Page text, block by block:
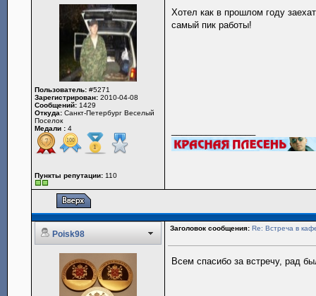
Пользователь: #5271
Зарегистрирован: 2010-04-08
Сообщений: 1429
Откуда: Санкт-Петербург Веселый
Поселок
Медали : 4
Пункты репутации: 110
Хотел как в прошлом году
самый пик работы!
Poisk98
Заголовок сообщения: Re: Встреча в
Всем спасибо за встречу, рад